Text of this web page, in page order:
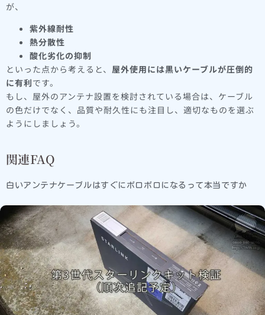
が、
紫外線耐性
熱分散性
酸化劣化の抑制
といった点から考えると、 屋外使用には黒いケーブルが圧倒的
に有利です。
もし、屋外のアンテナ設置を検討されている場合は、ケーブル
の色だけでなく、品質や耐久性にも注目し、適切なものを選ぶ
ようにしましょう。
関連FAQ
白いアンテナケーブルはすぐにボロボロになるって本当ですか